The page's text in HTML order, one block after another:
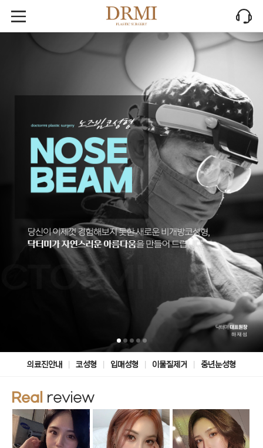
의료진안내 코성형 입매성형 이물질제거 중년눈성형
Real review